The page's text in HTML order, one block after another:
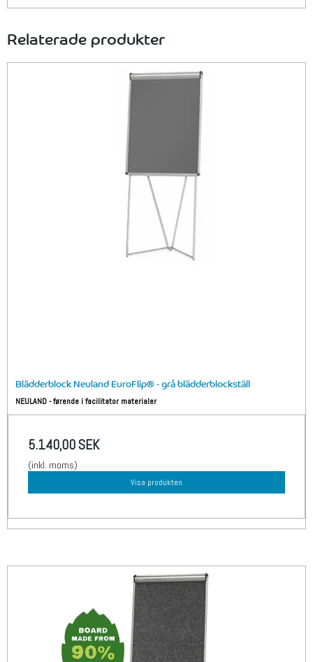
Relaterade produkter
Blädderblock Neuland EuroFlip® - grå blädderblockställ
NEULAND - førende i facilitator materialer
5.140,00 SEK
(inkl. moms)
Visa produkten